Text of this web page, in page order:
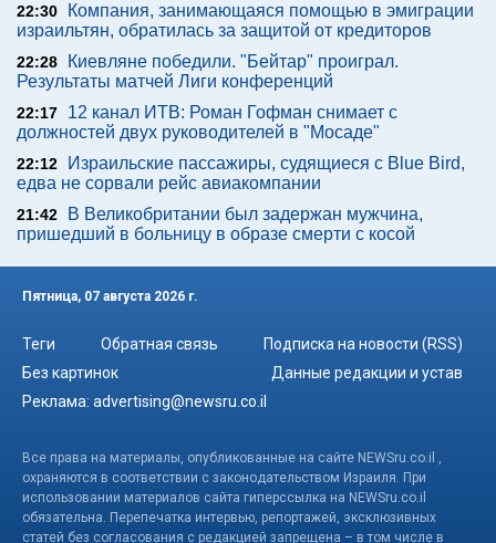
22:30
Компания, занимающаяся помощью в эмиграции
израильтян, обратилась за защитой от кредиторов
22:28
Киевляне победили. "Бейтар" проиграл.
Результаты матчей Лиги конференций
22:17
12 канал ИТВ: Роман Гофман снимает с
должностей двух руководителей в "Мосаде"
22:12
Израильские пассажиры, судящиеся с Blue Bird,
едва не сорвали рейс авиакомпании
21:42
В Великобритании был задержан мужчина,
пришедший в больницу в образе смерти с косой
Пятница, 07 августа 2026 г.
Теги Обратная связь
Подписка на новости (RSS)
Без картинок
Данные редакции и устав
Реклама: advertising@newsru.co.il
Все права на материалы, опубликованные на сайте NEWSru.co.il ,
охраняются в соответствии с законодательством Израиля. При
использовании материалов сайта гиперссылка на NEWSru.co.il
обязательна. Перепечатка интервью, репортажей, эксклюзивных
статей без согласования с редакцией запрещена – в том числе в